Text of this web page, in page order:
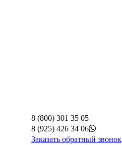
8 (800) 301 35 05
8 (925) 426 34 06
Заказать обратный звонок